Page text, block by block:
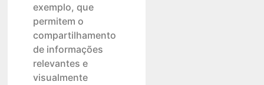
exemplo, que
permitem o
compartilhamento
de informações
relevantes e
visualmente